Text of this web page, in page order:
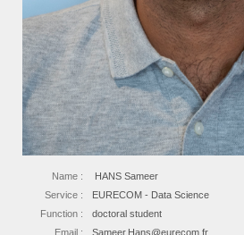
Name :
HANS Sameer
Service :
EURECOM - Data Science
Function :
doctoral student
Email :
Sameer.Hans@eurecom.fr